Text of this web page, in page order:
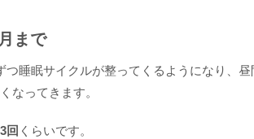
まで
つ睡眠サイクルが整ってくるようになり、昼
なってきます。
3回 くらいです。